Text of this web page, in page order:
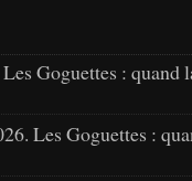
Goguettes : quand
Les Goguettes :